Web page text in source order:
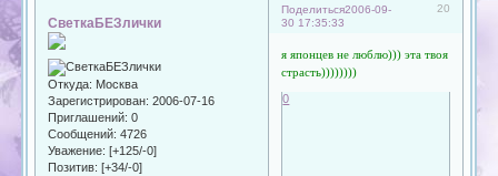
Поделиться 20
2006-09-
30 17:35:33
СветкаБЕЗлички
Откуда: Москва
Зарегистрирован: 2006-07-16
Приглашений: 0
Сообщений: 4726
Уважение: [+125/-0]
Позитив: [+34/-0]
я японцев не люблю))) эта твоя
страсть))))))))
0